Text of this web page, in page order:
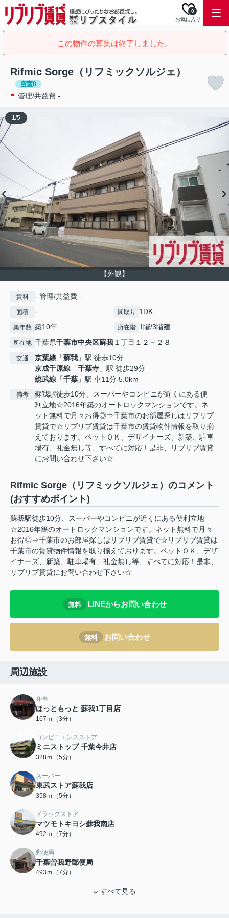
お気に入り
0
この物件の募集は終了しました。
Rifmic Sorge（リフミックソルジェ）
空室0
- 管理/共益費 -
【外観】
1/5
賃料 - 管理/共益費 -
面積 - 間取り 1DK
築年数 築10年 所在階 1階/3階建
所在地 千葉県千葉市中央区蘇我１丁目１２－２８
交通 京葉線 「蘇我 」駅 徒歩10分
京成千原線 「千葉寺 」駅 徒歩29分
総武線 「千葉 」駅 車11分 5.0km
備考
蘇我駅徒歩10分、スーパーやコンビニが近くにある便
利立地☆2016年築のオートロックマンションです。ネ
ット無料で月々お得◎⇒千葉市のお部屋探しはリブリブ
賃貸で☆リブリブ賃貸は千葉市の賃貸物件情報を取り揃
えております。ペットＯＫ、デザイナーズ、新築、駐車
場有、礼金無し等、すべてに対応！是非、リブリブ賃貸
にお問い合わせ下さい☆
Rifmic Sorge（リフミックソルジェ）のコメント
(おすすめポイント)
蘇我駅徒歩10分、スーパーやコンビニが近くにある便利立地
☆2016年築のオートロックマンションです。ネット無料で月々
お得◎⇒千葉市のお部屋探しはリブリブ賃貸で☆リブリブ賃貸は
千葉市の賃貸物件情報を取り揃えております。ペットＯＫ、デザ
イナーズ、新築、駐車場有、礼金無し等、すべてに対応！是非、
リブリブ賃貸にお問い合わせ下さい☆
無料 LINEからお問い合わせ
無料 お問い合わせ
周辺施設
弁当
ほっともっと 蘇我1丁目店
167ｍ（3分）
コンビニエンスストア
ミニストップ 千葉今井店
328ｍ（5分）
スーパー
東武ストア蘇我店
358ｍ（5分）
ドラッグストア
マツモトキヨシ蘇我南店
492ｍ（7分）
郵便局
千葉曽我野郵便局
493ｍ（7分）
すべて見る